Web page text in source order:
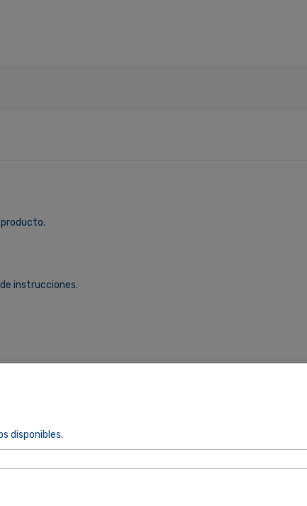
disponibles.
instrucciones.